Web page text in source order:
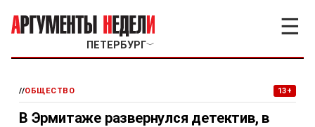
ПЕТЕРБУРГ﹀
☰
//ОБЩЕСТВО 13+
В Эрмитаже развернулся детектив, в